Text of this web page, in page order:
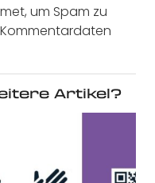
um Spam zu
Artikel?